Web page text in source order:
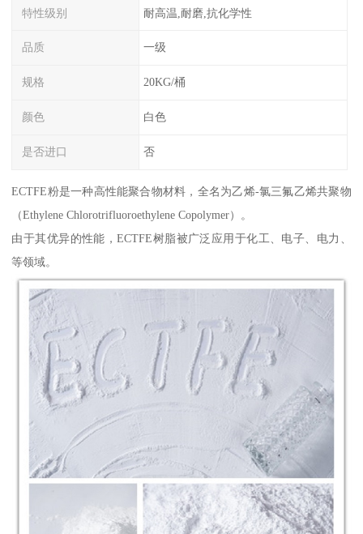
特性级别 耐高温,耐磨,抗化学性
品质 一级
规格 20KG/桶
颜色 白色
是否进口 否
ECTFE粉是一种高性能聚合物材料，全名为乙烯-氯三氟乙烯共聚物
（Ethylene Chlorotrifluoroethylene Copolymer）。
由于其优异的性能，ECTFE树脂被广泛应用于化工、电子、电力、
等领域。